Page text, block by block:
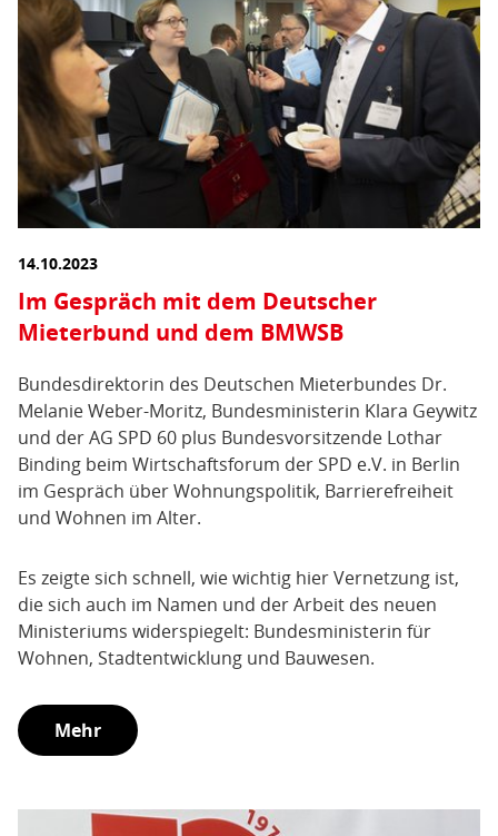
14.10.2023
Im Gespräch mit dem Deutscher
Mieterbund und dem BMWSB
Bundesdirektorin des Deutschen Mieterbundes Dr.
Melanie Weber-Moritz, Bundesministerin Klara Geywitz
und der AG SPD 60 plus Bundesvorsitzende Lothar
Binding beim Wirtschaftsforum der SPD e.V. in Berlin
im Gespräch über Wohnungspolitik, Barrierefreiheit
und Wohnen im Alter.
Es zeigte sich schnell, wie wichtig hier Vernetzung ist,
die sich auch im Namen und der Arbeit des neuen
Ministeriums widerspiegelt: Bundesministerin für
Wohnen, Stadtentwicklung und Bauwesen.
Mehr